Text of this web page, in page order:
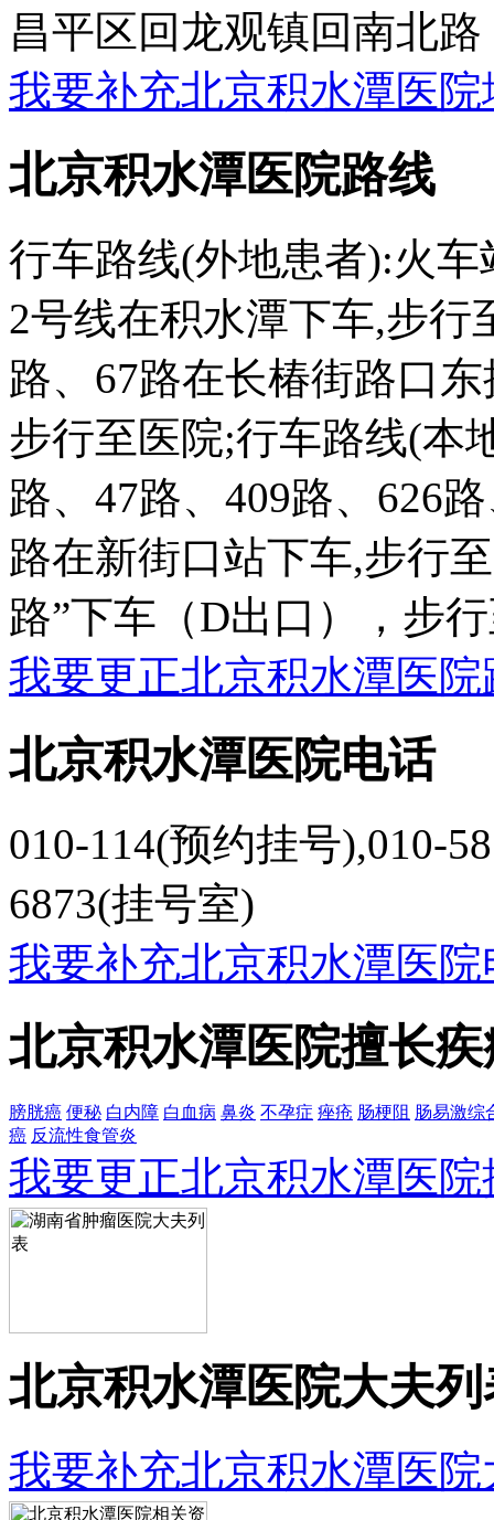
昌平区回龙观镇回南北路
我要补充北京积水潭医院
北京积水潭医院路线
行车路线(外地患者):火
2号线在积水潭下车,步行
路、67路在长椿街路口
步行至医院;行车路线(本
路、47路、409路、626
路在新街口站下车,步行
路”下车（D出口），步
我要更正北京积水潭医院
北京积水潭医院电话
010-114(预约挂号),010-
6873(挂号室)
我要补充北京积水潭医院
北京积水潭医院擅长疾
膀胱癌 便秘 白内障 白血病 鼻炎 不孕症 痤疮 肠梗阻 肠易激综
癌 反流性食管炎
我要更正北京积水潭医
北京积水潭医院大夫列
我要补充北京积水潭医